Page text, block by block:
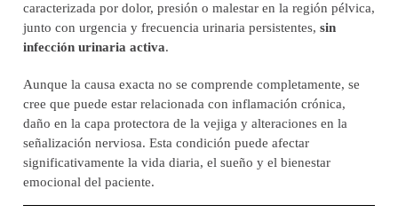
caracterizada por dolor, presión o malestar en la región pélvica,
junto con urgencia y frecuencia urinaria persistentes, sin
infección urinaria activa.
Aunque la causa exacta no se comprende completamente, se
cree que puede estar relacionada con inflamación crónica,
daño en la capa protectora de la vejiga y alteraciones en la
señalización nerviosa. Esta condición puede afectar
significativamente la vida diaria, el sueño y el bienestar
emocional del paciente.